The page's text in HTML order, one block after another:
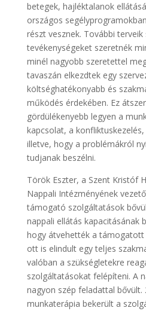
betegek, hajléktalanok
országos
részt vesznek. További
tevékenységeket szeretnék
minél nagyobb szeretettel
tavaszán elkezdtek egy
költséghatékonyabb és
működés érdekében. Ez
gördülékenyebb legyen a
kapcsolat, a
illetve, hogy a problémákról
tudjanak beszélni.
Török Eszter, a Szent Kristóf
Nappali Intézményének
támogató szolgáltatások
nappali ellátás kapacitásának
hogy átvehették a
ott is elindult egy teljes
valóban a szükségletekre
szolgáltatásokat felépíteni. A
nagyon szép feladattal
munkaterápia bekerült a